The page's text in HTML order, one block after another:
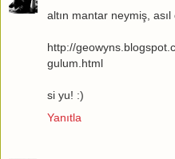
altın mantar neymiş,
http://
gulum.html
si yu! :)
Yanıtla